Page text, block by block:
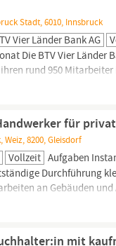
Stadt, 6010, Innsbruck
Vier Länder Bank AG
Die BTV Vier Länder
rund 950 Mitarbeiter
Österreichs und ist in
der
aktiv. Zur Unterstützung
in in
erwartet Sie:
für
Weiz, 8200, Gleisdorf
Vollzeit Aufgaben
Durchführung
an Gebäuden
Kontrollgänge
mit